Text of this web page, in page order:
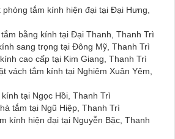
tắm kính hiện đại tại Đại Hưng,
bằng kính tại Đại Thanh, Thanh Trì
sang trọng tại Đông Mỹ, Thanh Trì
cao cấp tại Kim Giang, Thanh Trì
vách tắm kính tại Nghiêm Xuân Yêm,
tại Ngọc Hồi, Thanh Trì
tắm tại Ngũ Hiệp, Thanh Trì
kính hiện đại tại Nguyễn Bặc, Thanh